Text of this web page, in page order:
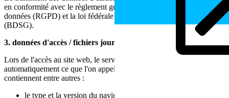
en conformité avec le règlement général sur la protection des
données (RGPD) et la loi fédérale sur la protection des données
(BDSG).
3. données d'accès / fichiers journaux du serveur
Lors de l'accès au site web, le serveur web enregistre
automatiquement ce que l'on appelle des fichiers journaux. Ceux-ci
contiennent entre autres :
le type et la version du navigateur